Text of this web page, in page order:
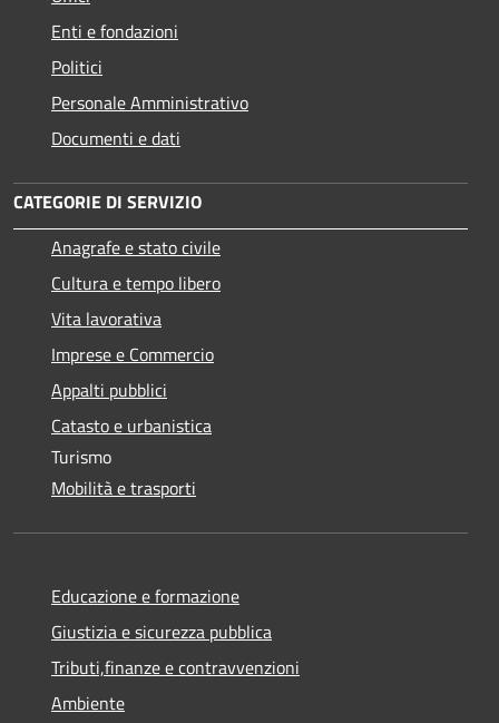
Enti e fondazioni
Politici
Personale Amministrativo
Documenti e dati
CATEGORIE DI SERVIZIO
Anagrafe e stato civile
Cultura e tempo libero
Vita lavorativa
Imprese e Commercio
Appalti pubblici
Catasto e urbanistica
Turismo
Mobilità e trasporti
Educazione e formazione
Giustizia e sicurezza pubblica
Tributi,finanze e contravvenzioni
Ambiente